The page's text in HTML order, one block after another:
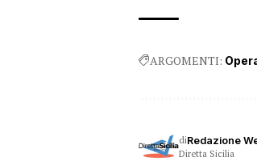
ARGOMENTI:
diRedazione
Diretta Sicilia